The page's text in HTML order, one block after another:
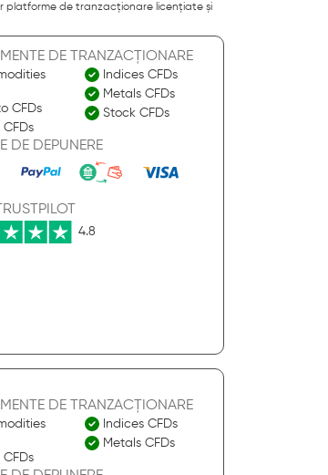
platforme de tranzacționare licențiate și
DE TRANZACȚIONARE
CFDs
CFDs
Indices CFDs
Metals CFDs
Stock CFDs
DE DEPUNERE
4.8
DE TRANZACȚIONARE
CFDs
Indices CFDs
Metals CFDs